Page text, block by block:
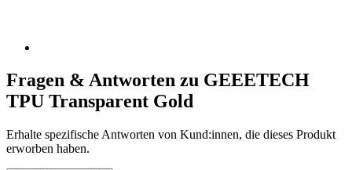
Fragen & Antworten zu GEEETECH
TPU Transparent Gold
Erhalte spezifische Antworten von Kund:innen, die dieses Produkt
erworben haben.